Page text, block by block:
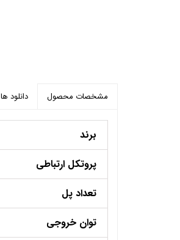
مشخصات محصول دانلود ها
برند
پروتکل ارتباطی
تعداد پل
توان خروجی